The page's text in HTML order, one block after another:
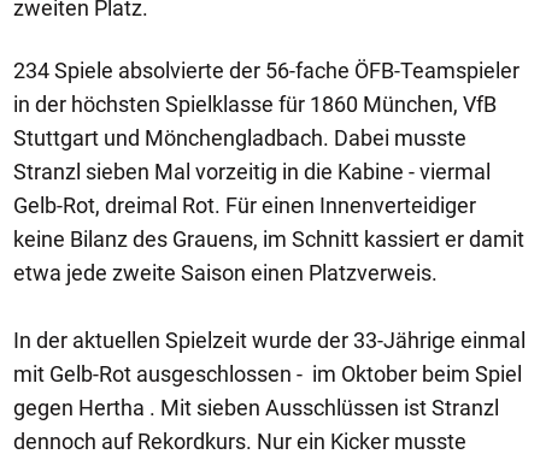
zweiten Platz.
234 Spiele absolvierte der 56-fache ÖFB-Teamspieler
in der höchsten Spielklasse für 1860 München, VfB
Stuttgart und Mönchengladbach. Dabei musste
Stranzl sieben Mal vorzeitig in die Kabine - viermal
Gelb-Rot, dreimal Rot. Für einen Innenverteidiger
keine Bilanz des Grauens, im Schnitt kassiert er damit
etwa jede zweite Saison einen Platzverweis.
In der aktuellen Spielzeit wurde der 33-Jährige einmal
mit Gelb-Rot ausgeschlossen - im Oktober beim Spiel
gegen Hertha . Mit sieben Ausschlüssen ist Stranzl
dennoch auf Rekordkurs. Nur ein Kicker musste